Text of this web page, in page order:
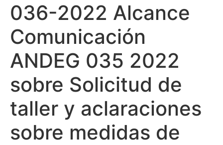
036-2022 Alcance
Comunicación
ANDEG 035 2022
sobre Solicitud de
taller y aclaraciones
sobre medidas de